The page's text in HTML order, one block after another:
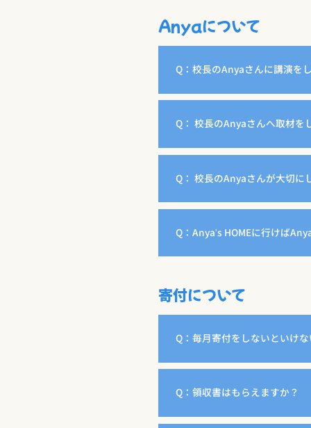
Anyaについて
Q：校長のAnyaさんに講演を
Q： 校長のAnyaさんへ取材を
Q： 校長のAnyaさんが大切に
Q：Anya's HOMEに行けば
寄付について
Q：毎月寄付をしないといけ
Q：領収書はもらえますか？